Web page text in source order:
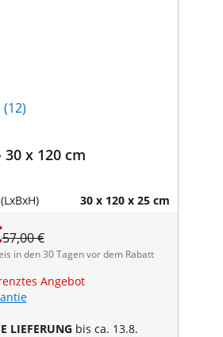
(12)
x 120 cm
30 x 120 x 25 cm
57,00 €
in den 30 Tagen vor dem Rabatt
Angebot
LIEFERUNG bis ca. 13.8.